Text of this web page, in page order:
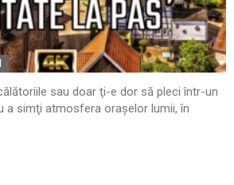
sau doar ţi-e dor să pleci într-un
a simţi atmosfera oraşelor lumii, în